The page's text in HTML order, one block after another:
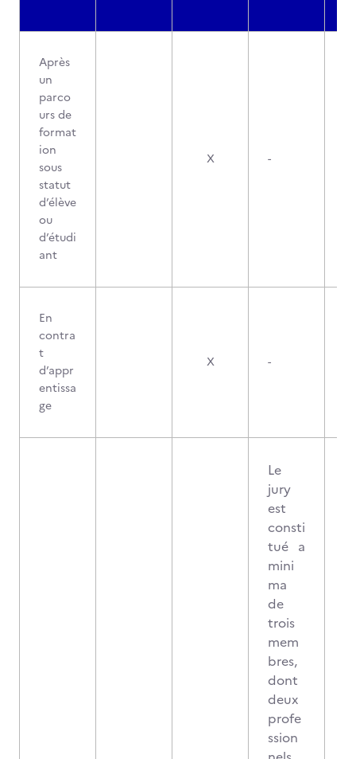
Après
un
parco
urs de
format
ion
sous
statut
d’élève
ou
d’étudi
ant
X -
En
contra
t
d’appr
entissa
ge
X -
Le
jury
est
consti
tué a
mini
ma
de
trois
mem
bres,
dont
deux
profe
ssion